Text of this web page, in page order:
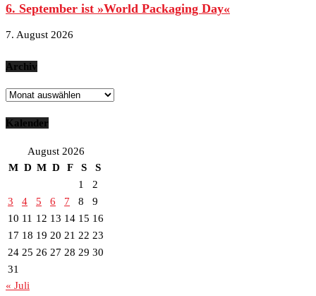
6. September ist »World Packaging Day«
7. August 2026
Archiv
Archiv
Kalender
August 2026
M D M D F S
S
1
2
3
4 5 6 7 8
9
10 11 12 13 14 15 16
17 18 19 20 21 22 23
24 25 26 27 28 29 30
31
« Juli